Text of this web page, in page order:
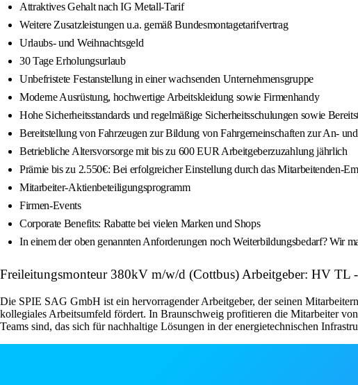
Attraktives Gehalt nach IG Metall-Tarif
Weitere Zusatzleistungen u.a. gemäß Bundesmontagetarifvertrag
Urlaubs- und Weihnachtsgeld
30 Tage Erholungsurlaub
Unbefristete Festanstellung in einer wachsenden Unternehmensgruppe
Moderne Ausrüstung, hochwertige Arbeitskleidung sowie Firmenhandy
Hohe Sicherheitsstandards und regelmäßige Sicherheitsschulungen sowie
Bereitstellung von Fahrzeugen zur Bildung von Fahrgemeinschaften zur An-
Betriebliche Altersvorsorge mit bis zu 600 EUR Arbeitgeberzuzahlung jährlich
Prämie bis zu 2.550€: Bei erfolgreicher Einstellung durch das Mitarbeitenden-
Mitarbeiter-Aktienbeteiligungsprogramm
Firmen-Events
Corporate Benefits: Rabatte bei vielen Marken und Shops
In einem der oben genannten Anforderungen noch Weiterbildungsbedarf? Wir
Freileitungsmonteur 380kV m/w/d (Cottbus) Arbeitgeber: HV TL
Die SPIE SAG GmbH ist ein hervorragender Arbeitgeber, der seinen
kollegiales Arbeitsumfeld fördert. In Braunschweig profitieren die Mitarbeiter
Teams sind, das sich für nachhaltige Lösungen in der energietechnischen